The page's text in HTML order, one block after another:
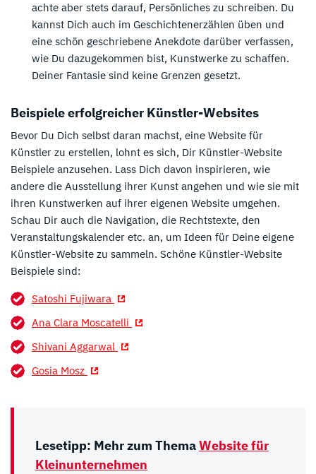
achte aber stets darauf, Persönliches zu schreiben. Du
kannst Dich auch im Geschichtenerzählen üben und
eine schön geschriebene Anekdote darüber verfassen,
wie Du dazugekommen bist, Kunstwerke zu schaffen.
Deiner Fantasie sind keine Grenzen gesetzt.
Beispiele erfolgreicher Künstler-Websites
Bevor Du Dich selbst daran machst, eine Website für
Künstler zu erstellen, lohnt es sich, Dir Künstler-Website
Beispiele anzusehen. Lass Dich davon inspirieren, wie
andere die Ausstellung ihrer Kunst angehen und wie sie mit
ihren Kunstwerken auf ihrer eigenen Website umgehen.
Schau Dir auch die Navigation, die Rechtstexte, den
Veranstaltungskalender etc. an, um Ideen für Deine eigene
Künstler-Website zu sammeln. Schöne Künstler-Website
Beispiele sind:
Satoshi Fujiwara
Ana Clara Moscatelli
Shivani Aggarwal
Gosia Mosz
Lesetipp: Mehr zum ThemaWebsite für
Kleinunternehmen